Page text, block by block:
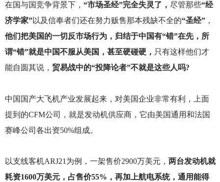
在国与国竞争背景下， “市场圣经”完全失灵了， 尽管那些“经
济学家”以及信奉者们还在努力贩售那本残缺不全的“圣经”，
他们把美国的一切反市场行为，归结于中国有“错”在先，所
谓“错”就是中国不服从美国，甚至硬碰硬， 只有这样他们才
能自圆其说， 贸易战中的“投降论者”不就是这些人吗?
中国国产大飞机产业发展起来，对美国企业非常有利，上面
提到的CFM公司，就是发动机供应商，它由美国通用和法国
赛峰公司各出资50%组成。
以支线客机ARJ21为例，一架售价2900万美元， 两台发动机就
耗资1600万美元，占售价55%，再加上航电系统，通用能得